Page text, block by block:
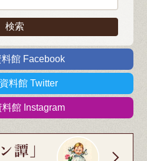
館 Facebook
料館 Twitter
館 Instagram